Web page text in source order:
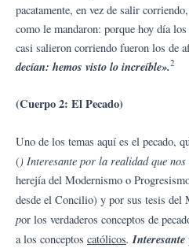
pacatamente, en vez de salir
como le mandaron: porque hoy día
casi salieron corriendo fueron los de
decían: hemos visto lo increíble».2
(Cuerpo 2: El Pecado)
Uno de los temas aquí es el pecado,
() Interesante por la realidad que
herejía del Modernismo o
desde el Concilio) y por sus tesis del
por los verdaderos conceptos de
a los conceptos católicos. Interesante